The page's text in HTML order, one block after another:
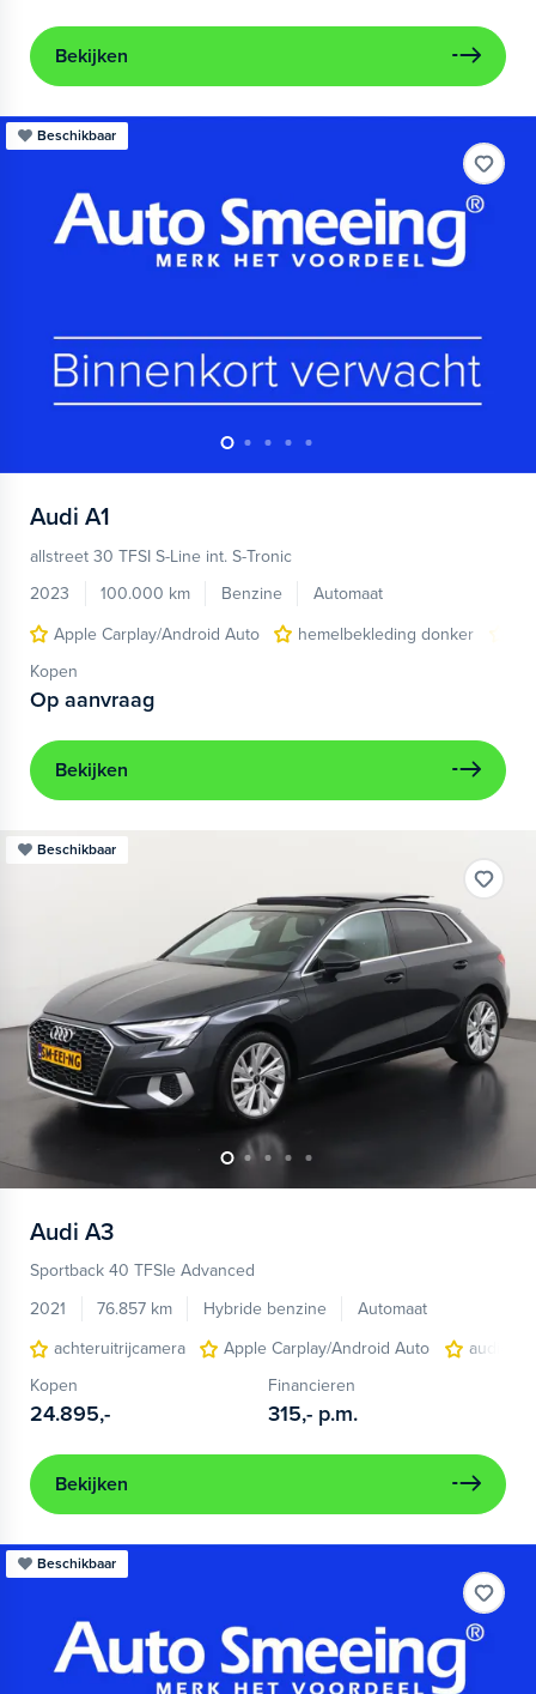
Bekijken
Beschikbaar
Audi A1
allstreet 30 TFSI S-Line int. S-Tronic
2023
100.000 km Benzine
Automaat
Apple Carplay/Android Auto
hemelbekleding donker
Kopen
Op aanvraag
Bekijken
Beschikbaar
Audi A3
Sportback 40 TFSIe Advanced
2021
76.857 km Hybride benzine
Automaat
achteruitrijcamera
Apple Carplay/Android Auto
audio
Kopen
24.895,-
Financieren
315,- p.m.
Bekijken
Beschikbaar